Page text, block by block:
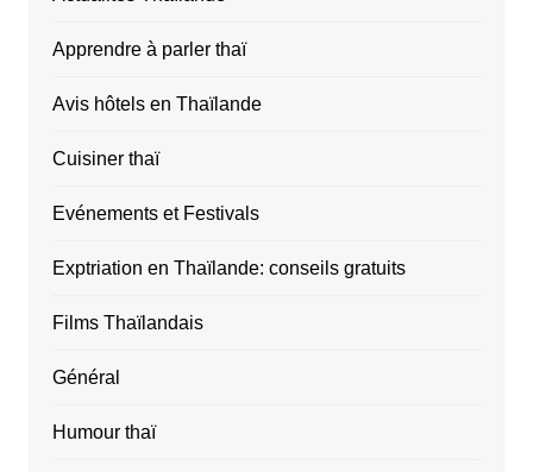
Apprendre à parler thaï
Avis hôtels en Thaïlande
Cuisiner thaï
Evénements et Festivals
Exptriation en Thaïlande: conseils gratuits
Films Thaïlandais
Général
Humour thaï